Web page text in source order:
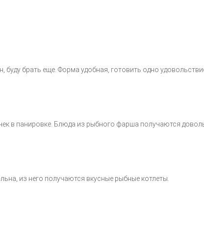
брать еще. Форма удобная, готовить одно
в панировке. Блюда из рыбного фарша получаются
из него получаются вкусные рыбные котлеты.